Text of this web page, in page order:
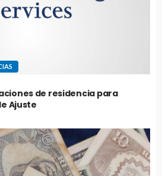
de residencia para
Ajuste